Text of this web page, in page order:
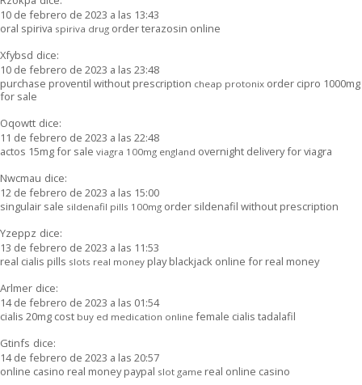
10 de febrero de 2023 a las 13:43
oral spiriva spiriva drug order terazosin online
Xfybsd dice:
10 de febrero de 2023 a las 23:48
purchase proventil without prescription cheap protonix order cipro 1000mg
for sale
Oqowtt dice:
11 de febrero de 2023 a las 22:48
actos 15mg for sale viagra 100mg england overnight delivery for viagra
Nwcmau dice:
12 de febrero de 2023 a las 15:00
singulair sale sildenafil pills 100mg order sildenafil without prescription
Yzeppz dice:
13 de febrero de 2023 a las 11:53
real cialis pills slots real money play blackjack online for real money
Arlmer dice:
14 de febrero de 2023 a las 01:54
cialis 20mg cost buy ed medication online female cialis tadalafil
Gtinfs dice:
14 de febrero de 2023 a las 20:57
online casino real money paypal slot game real online casino